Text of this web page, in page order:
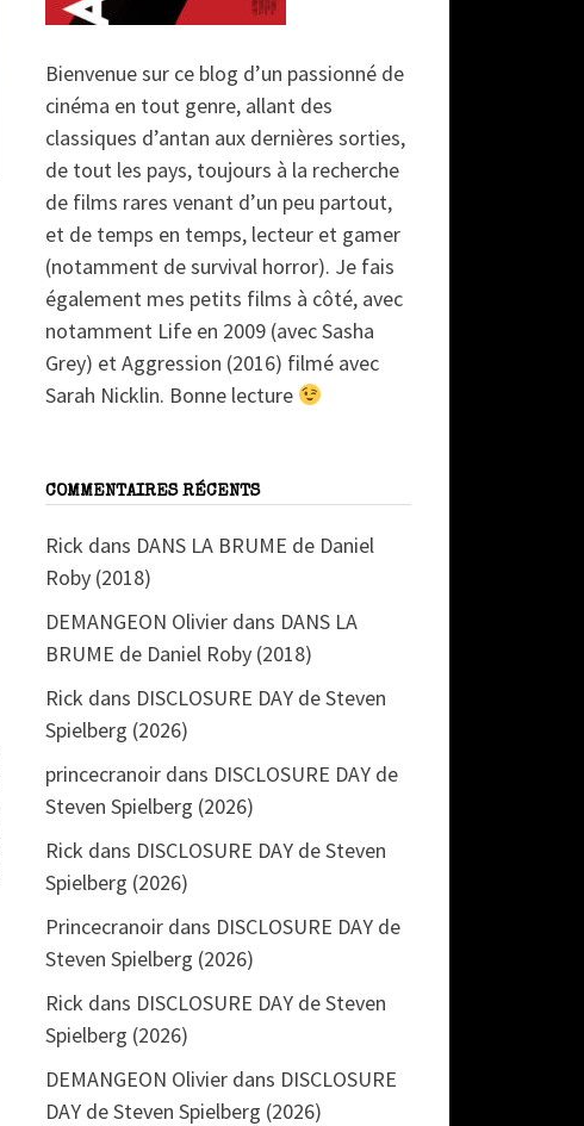
Bienvenue sur ce blog d’un passionné de
cinéma en tout genre, allant des
classiques d’antan aux dernières sorties,
de tout les pays, toujours à la recherche
de films rares venant d’un peu partout,
et de temps en temps, lecteur et gamer
(notamment de survival horror). Je fais
également mes petits films à côté, avec
notamment Life en 2009 (avec Sasha
Grey) et Aggression (2016) filmé avec
Sarah Nicklin. Bonne lecture
COMMENTAIRES RÉCENTS
Rick dans DANS LA BRUME de Daniel
Roby (2018)
DEMANGEON Olivier dans DANS LA
BRUME de Daniel Roby (2018)
Rick dans DISCLOSURE DAY de Steven
Spielberg (2026)
princecranoir dans DISCLOSURE DAY de
Steven Spielberg (2026)
Rick dans DISCLOSURE DAY de Steven
Spielberg (2026)
Princecranoir dans DISCLOSURE DAY de
Steven Spielberg (2026)
Rick dans DISCLOSURE DAY de Steven
Spielberg (2026)
DEMANGEON Olivier dans DISCLOSURE
DAY de Steven Spielberg (2026)